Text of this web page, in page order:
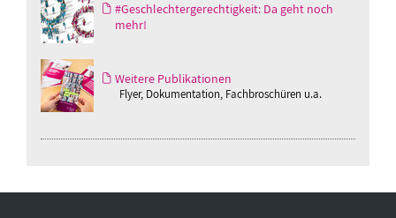
#Geschlechtergerechtigkeit: Da geht noch
mehr!
Weitere Publikationen
Flyer, Dokumentation, Fachbroschüren u.a.